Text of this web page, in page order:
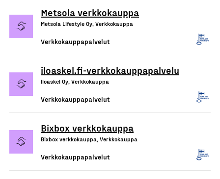
Metsola verkkokauppa
Metsola Lifestyle Oy, Verkkokauppa
Verkkokauppapalvelut
iloaskel.fi-verkkokauppapalvelu
Iloaskel Oy, Verkkokauppa
Verkkokauppapalvelut
Bixbox verkkokauppa
Bixbox verkkokauppa, Verkkokauppa
Verkkokauppapalvelut